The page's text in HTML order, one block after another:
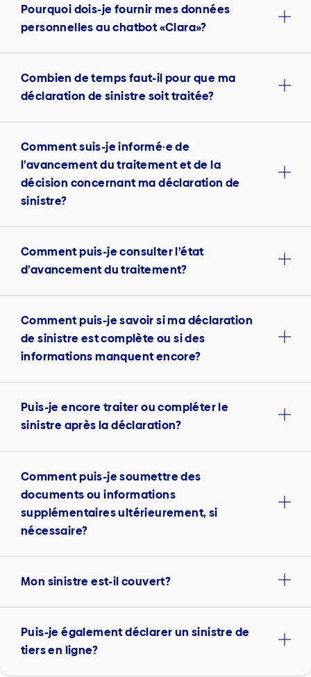
Pourquoi dois-je fournir mes données
personnelles au chatbot «Clara»?
Combien de temps faut-il pour que ma
déclaration de sinistre soit traitée?
Comment suis-je informé·e de
l’avancement du traitement et de la
décision concernant ma déclaration de
sinistre?
Comment puis-je consulter l’état
d’avancement du traitement?
Comment puis-je savoir si ma déclaration
de sinistre est complète ou si des
informations manquent encore?
Puis-je encore traiter ou compléter le
sinistre après la déclaration?
Comment puis-je soumettre des
documents ou informations
supplémentaires ultérieurement, si
nécessaire?
Mon sinistre est-il couvert?
Puis-je également déclarer un sinistre de
tiers en ligne?